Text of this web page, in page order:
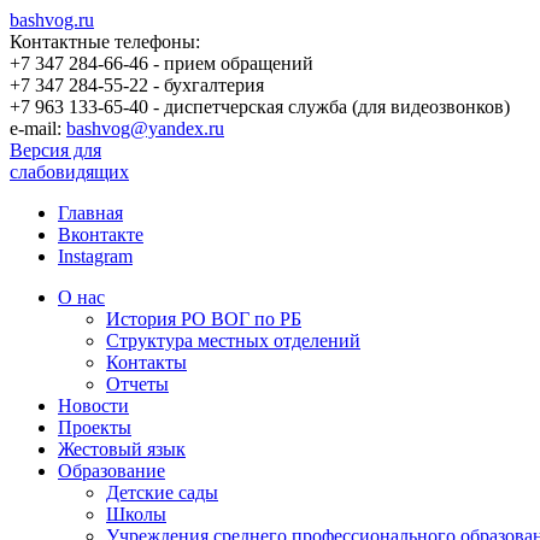
bashvog.ru
Контактные телефоны:
+7 347 284-66-46 - прием обращений
+7 347 284-55-22 - бухгалтерия
+7 963 133-65-40 - диспетчерская служба (для видеозвонков)
e-mail: bashvog@yandex.ru
Версия для
слабовидящих
Главная
Вконтакте
Instagram
О нас
История РО ВОГ по РБ
Структура местных отделений
Контакты
Отчеты
Новости
Проекты
Жестовый язык
Образование
Детские сады
Школы
Учреждения среднего профессионального